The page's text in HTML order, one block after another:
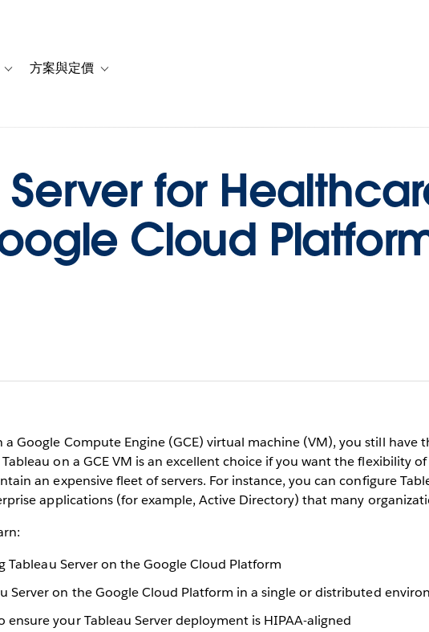
事 for 解決方案
Toggle sub-navigation for 資源
方案與定價 Toggle sub-navigation for 方案與定價
for
Cloud
Google Compute Engine (GCE) virtual machine (VM), you still have
on a GCE VM is an excellent choice if you want the flexibility
an expensive fleet of servers. For instance, you can configure
applications (for example, Active Directory) that many
Tableau Server on the Google Cloud Platform
Server on the Google Cloud Platform in a single or distributed
ensure your Tableau Server deployment is HIPAA-aligned